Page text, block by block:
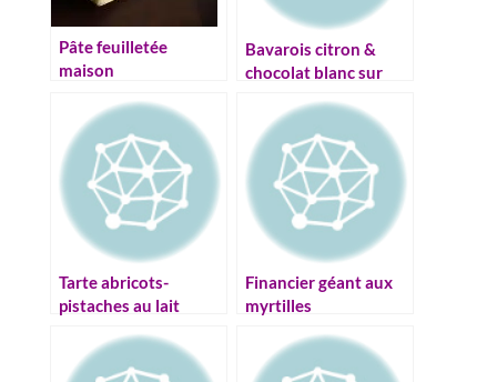
Pâte feuilletée
maison
Bavarois citron &
chocolat blanc sur
gluten)
Tarte abricots-
pistaches au lait
Financier géant aux
myrtilles